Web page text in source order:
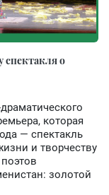
о
которая
— спектакль
и творчеству
золотой